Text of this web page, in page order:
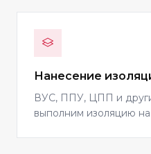
Нанесение
ВУС, ППУ, ЦПП и
выполним изоляцию